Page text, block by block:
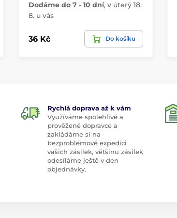
Dodáme do 7 - 10 dní, v úterý 18.
8. u vás
36 Kč Do košíku
Rychlá doprava až k vám
Využíváme spolehlivé a
prověžené dopravce a
zakládáme si na
bezproblémové expedici
vašich zásilek, většinu zásilek
odesíláme ještě v den
objednávky.